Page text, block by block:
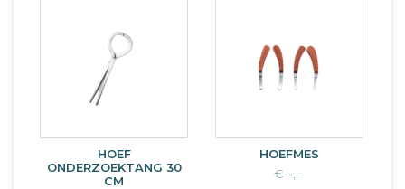
HOEF
ONDERZOEKTANG 30
CM
HOEFMES
€--,--